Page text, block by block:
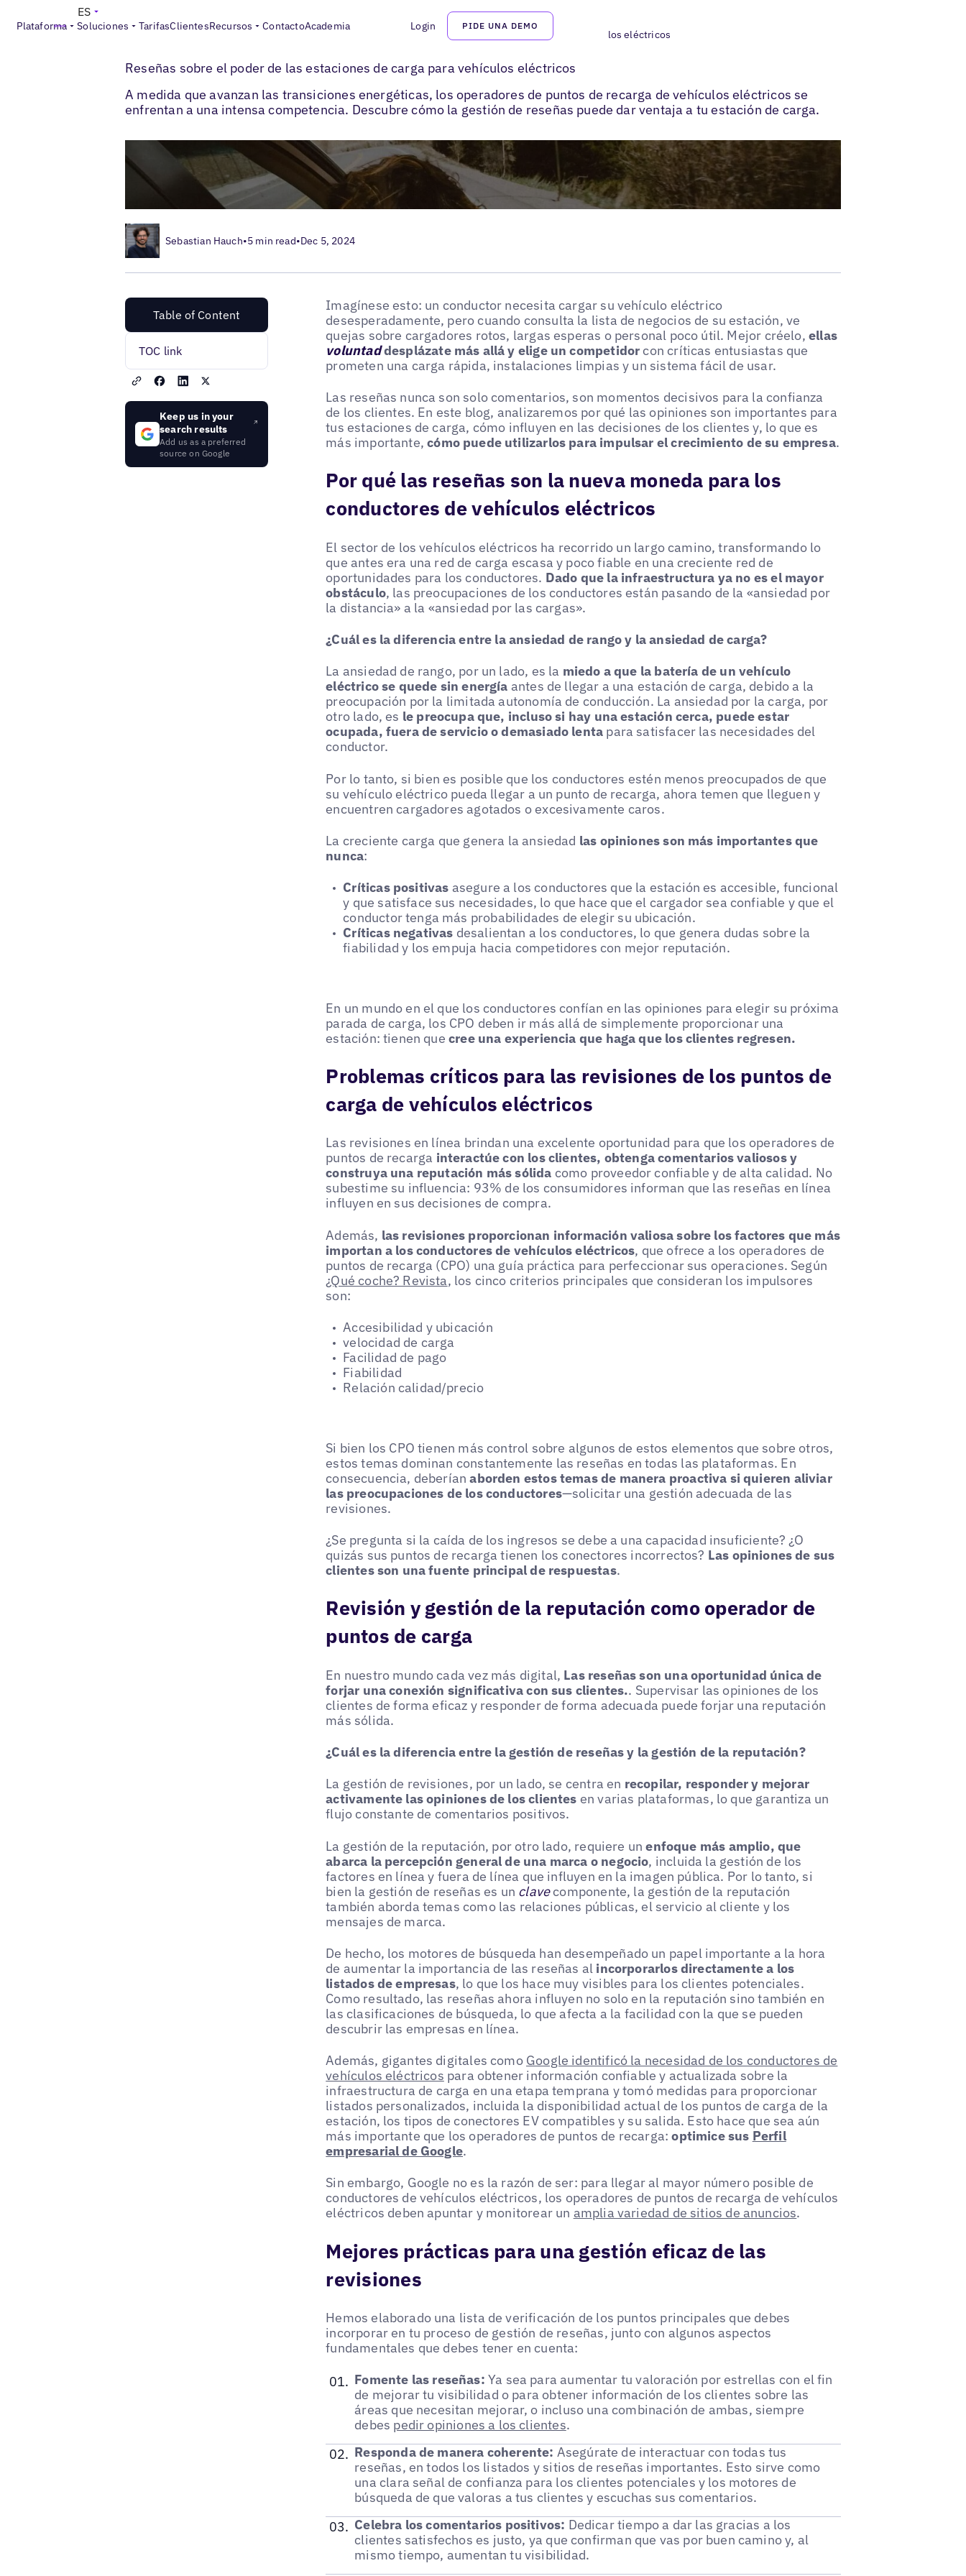
Plataforma Soluciones TarifasClientesRecursos ContactoAcademia Login PIDE UNA DEMO
ES
Blogs > Las marcas de automoción & EV > Reseñas sobre el poder de las estaciones de carga para vehículos eléctricos
Reseñas sobre el poder de las estaciones de carga para vehículos eléctricos
A medida que avanzan las transiciones energéticas, los operadores de puntos de recarga de vehículos eléctricos se
enfrentan a una intensa competencia. Descubre cómo la gestión de reseñas puede dar ventaja a tu estación de carga.
Sebastian Hauch•5 min read•Dec 5, 2024
Table of Content
TOC link
Keep us in your
search results
Add us as a preferred
source on Google
Imagínese esto: un conductor necesita cargar su vehículo eléctrico
desesperadamente, pero cuando consulta la lista de negocios de su estación, ve
quejas sobre cargadores rotos, largas esperas o personal poco útil. Mejor créelo,ellas
voluntaddesplázate más allá y elige un competidorcon críticas entusiastas que
prometen una carga rápida, instalaciones limpias y un sistema fácil de usar.
Las reseñas nunca son solo comentarios, son momentos decisivos para la confianza
de los clientes. En este blog, analizaremos por qué las opiniones son importantes para
tus estaciones de carga, cómo influyen en las decisiones de los clientes y, lo que es
más importante,cómo puede utilizarlos para impulsar el crecimiento de su empresa.
Por qué las reseñas son la nueva moneda para los
conductores de vehículos eléctricos
El sector de los vehículos eléctricos ha recorrido un largo camino, transformando lo
que antes era una red de carga escasa y poco fiable en una creciente red de
oportunidades para los conductores. Dado que la infraestructura ya no es el mayor
obstáculo, las preocupaciones de los conductores están pasando de la «ansiedad por
la distancia» a la «ansiedad por las cargas».
¿Cuál es la diferencia entre la ansiedad de rango y la ansiedad de carga?
La ansiedad de rango, por un lado, es la miedo a que la batería de un vehículo
eléctrico se quede sin energía antes de llegar a una estación de carga, debido a la
preocupación por la limitada autonomía de conducción. La ansiedad por la carga, por
otro lado, es le preocupa que, incluso si hay una estación cerca, puede estar
ocupada, fuera de servicio o demasiado lenta para satisfacer las necesidades del
conductor.
Por lo tanto, si bien es posible que los conductores estén menos preocupados de que
su vehículo eléctrico pueda llegar a un punto de recarga, ahora temen que lleguen y
encuentren cargadores agotados o excesivamente caros.
La creciente carga que genera la ansiedad las opiniones son más importantes que
nunca:
Críticas positivas asegure a los conductores que la estación es accesible, funcional
y que satisface sus necesidades, lo que hace que el cargador sea confiable y que el
conductor tenga más probabilidades de elegir su ubicación.
Críticas negativas desalientan a los conductores, lo que genera dudas sobre la
fiabilidad y los empuja hacia competidores con mejor reputación.
En un mundo en el que los conductores confían en las opiniones para elegir su próxima
parada de carga, los CPO deben ir más allá de simplemente proporcionar una
estación: tienen quecree una experiencia que haga que los clientes regresen.
Problemas críticos para las revisiones de los puntos de
carga de vehículos eléctricos
Las revisiones en línea brindan una excelente oportunidad para que los operadores de
puntos de recarga interactúe con los clientes, obtenga comentarios valiosos y
construya una reputación más sólida como proveedor confiable y de alta calidad. No
subestime su influencia: 93% de los consumidores informan que las reseñas en línea
influyen en sus decisiones de compra.
Además, las revisiones proporcionan información valiosa sobre los factores que más
importan a los conductores de vehículos eléctricos, que ofrece a los operadores de
puntos de recarga (CPO) una guía práctica para perfeccionar sus operaciones. Según
¿Qué coche? Revista, los cinco criterios principales que consideran los impulsores
son:
Accesibilidad y ubicación
velocidad de carga
Facilidad de pago
Fiabilidad
Relación calidad/precio
Si bien los CPO tienen más control sobre algunos de estos elementos que sobre otros,
estos temas dominan constantemente las reseñas en todas las plataformas. En
consecuencia, deberíanaborden estos temas de manera proactiva si quieren aliviar
las preocupaciones de los conductores—solicitar una gestión adecuada de las
revisiones.
¿Se pregunta si la caída de los ingresos se debe a una capacidad insuficiente? ¿O
quizás sus puntos de recarga tienen los conectores incorrectos? Las opiniones de sus
clientes son una fuente principal de respuestas.
Revisión y gestión de la reputación como operador de
puntos de carga
En nuestro mundo cada vez más digital, Las reseñas son una oportunidad única de
forjar una conexión significativa con sus clientes.. Supervisar las opiniones de los
clientes de forma eficaz y responder de forma adecuada puede forjar una reputación
más sólida.
¿Cuál es la diferencia entre la gestión de reseñas y la gestión de la reputación?
La gestión de revisiones, por un lado, se centra en recopilar, responder y mejorar
activamente las opiniones de los clientes en varias plataformas, lo que garantiza un
flujo constante de comentarios positivos.
La gestión de la reputación, por otro lado, requiere unenfoque más amplio, que
abarca la percepción general de una marca o negocio, incluida la gestión de los
factores en línea y fuera de línea que influyen en la imagen pública. Por lo tanto, si
bien la gestión de reseñas es un clavecomponente, la gestión de la reputación
también aborda temas como las relaciones públicas, el servicio al cliente y los
mensajes de marca.
De hecho, los motores de búsqueda han desempeñado un papel importante a la hora
de aumentar la importancia de las reseñas al incorporarlos directamente a los
listados de empresas, lo que los hace muy visibles para los clientes potenciales.
Como resultado, las reseñas ahora influyen no solo en la reputación sino también en
las clasificaciones de búsqueda, lo que afecta a la facilidad con la que se pueden
descubrir las empresas en línea.
Además, gigantes digitales como Google identificó la necesidad de los conductores de
vehículos eléctricos para obtener información confiable y actualizada sobre la
infraestructura de carga en una etapa temprana y tomó medidas para proporcionar
listados personalizados, incluida la disponibilidad actual de los puntos de carga de la
estación, los tipos de conectores EV compatibles y su salida. Esto hace que sea aún
más importante que los operadores de puntos de recarga:optimice sus Perfil
empresarial de Google.
Sin embargo, Google no es la razón de ser: para llegar al mayor número posible de
conductores de vehículos eléctricos, los operadores de puntos de recarga de vehículos
eléctricos deben apuntar y monitorear un amplia variedad de sitios de anuncios.
Mejores prácticas para una gestión eficaz de las
revisiones
Hemos elaborado una lista de verificación de los puntos principales que debes
incorporar en tu proceso de gestión de reseñas, junto con algunos aspectos
fundamentales que debes tener en cuenta:
Fomente las reseñas: Ya sea para aumentar tu valoración por estrellas con el fin
de mejorar tu visibilidad o para obtener información de los clientes sobre las
áreas que necesitan mejorar, o incluso una combinación de ambas, siempre
debes pedir opiniones a los clientes.
Responda de manera coherente: Asegúrate de interactuar con todas tus
reseñas, en todos los listados y sitios de reseñas importantes. Esto sirve como
una clara señal de confianza para los clientes potenciales y los motores de
búsqueda de que valoras a tus clientes y escuchas sus comentarios.
Celebra los comentarios positivos: Dedicar tiempo a dar las gracias a los
clientes satisfechos es justo, ya que confirman que vas por buen camino y, al
mismo tiempo, aumentan tu visibilidad.